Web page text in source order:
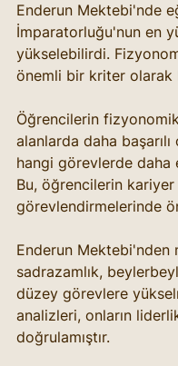
Enderun Mektebi'nde
İmparatorluğu'nun en
yükselebilirdi.
önemli bir kriter olarak
Öğrencilerin
alanlarda daha
hangi görevlerde daha
Bu, öğrencilerin kariyer
görevlendirmelerinde
Enderun
sadrazamlık,
düzey görevlere
analizleri, onların
doğrulamıştır.